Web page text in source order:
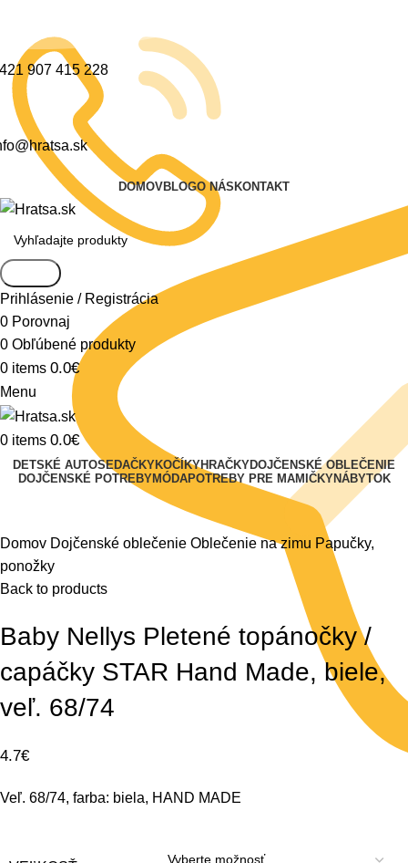
907 415 228
DOMOVBLOGO NÁS KONTAKT
Prihlásenie / Registrácia
0 Porovnaj
0 Obľúbené produkty
0 items 0.0€
Menu
0 items 0.0€
DETSKÉ AUTOSEDAČKYKOČÍKYHRAČKYDOJČENSKÉ OBLEČENIE
DOJČENSKÉ POTREBYMÓDAPOTREBY PRE MAMIČKYNÁBYTOK
Domov Dojčenské oblečenie Oblečenie na zimu Papučky,
ponožky
Back to products
Baby Nellys Pletené topánočky /
capáčky STAR Hand Made, biele,
veľ. 68/74
4.7€
Veľ. 68/74, farba: biela, HAND MADE